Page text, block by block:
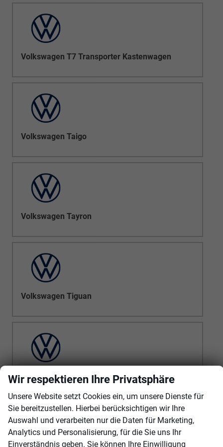
Volkswagen T7 Transporter Kastenwagen
Volkswagen Taigo
Volkswagen Tayron
Volkswagen Tiguan
Volkswagen Touareg
Wir respektieren Ihre Privatsphäre
Unsere Website setzt Cookies ein, um unsere Dienste für
Sie bereitzustellen. Hierbei berücksichtigen wir Ihre
Auswahl und verarbeiten nur die Daten für Marketing,
Analytics und Personalisierung, für die Sie uns Ihr
Einverständnis geben. Sie können Ihre Einwilligung